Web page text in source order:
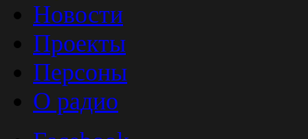
Новости
Проекты
Персоны
О радио